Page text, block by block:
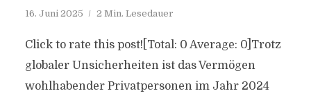
16. Juni 2025 2 Min. Lesedauer
Click to rate this post![Total: 0 Average: 0]Trotz
globaler Unsicherheiten ist das Vermögen
wohlhabender Privatpersonen im Jahr 2024